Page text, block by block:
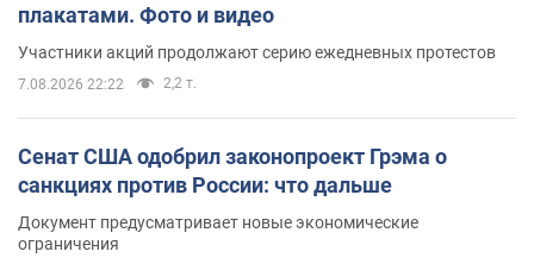
плакатами. Фото и видео
Участники акций продолжают серию ежедневных протестов
7.08.2026 22:22 2,2 т.
Сенат США одобрил законопроект Грэма о
санкциях против России: что дальше
Документ предусматривает новые экономические
ограничения